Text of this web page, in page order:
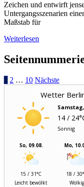
Zeichen und entwirft
Untergangsszenarien
Maßstab für
Weiterlesen
1 2 … 10 Nächste
Wetter
Samstag,
14 /
Sonnig
So, 09.08.
15 / 31°C
Leicht bewölkt
Mo,
18 /
Wolkig